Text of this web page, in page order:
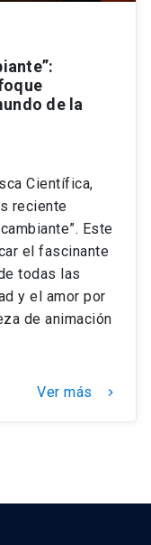
de la
Científica,
reciente
Este
el fascinante
todas las
y el amor por
de animación
Ver más keyboard_arrow_right